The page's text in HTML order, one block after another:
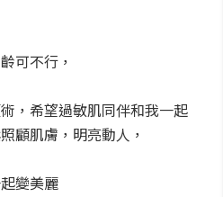
可不行，
，希望過敏肌同伴和我一起
顧肌膚，明亮動人，
變美麗